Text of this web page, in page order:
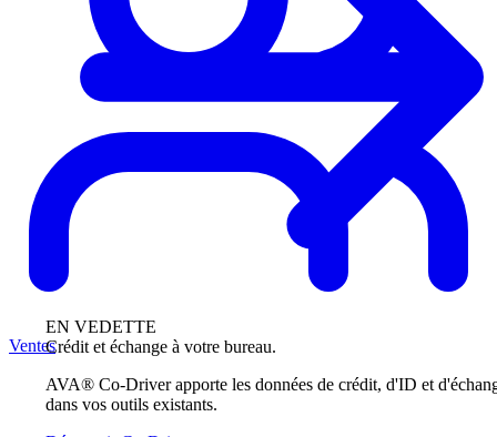
EN VEDETTE
Crédit et échange à votre bureau.
AVA® Co-Driver apporte les données de crédit, d'ID et
dans vos outils existants.
Ventes